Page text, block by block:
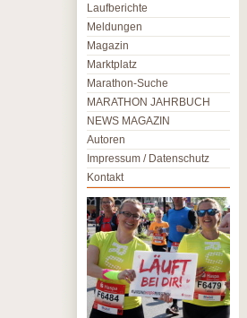
Laufberichte
Meldungen
Magazin
Marktplatz
Marathon-Suche
MARATHON JAHRBUCH
NEWS MAGAZIN
Autoren
Impressum / Datenschutz
Kontakt